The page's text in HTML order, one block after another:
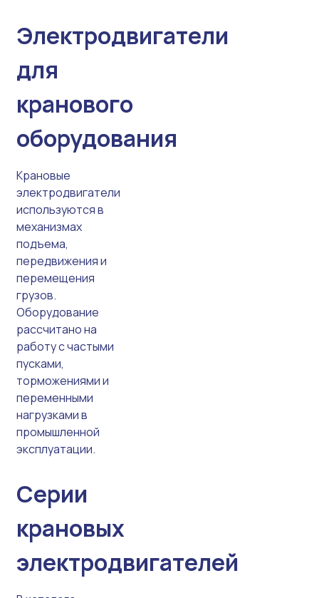
Электродвигатели
для
кранового
оборудования
Крановые
электродвигатели
используются в
механизмах
подъема,
передвижения и
перемещения
грузов.
Оборудование
рассчитано на
работу с частыми
пусками,
торможениями и
переменными
нагрузками в
промышленной
эксплуатации.
Серии
крановых
электродвигателей